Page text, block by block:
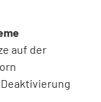
auf der